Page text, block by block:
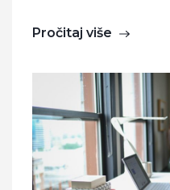
Pročitaj više